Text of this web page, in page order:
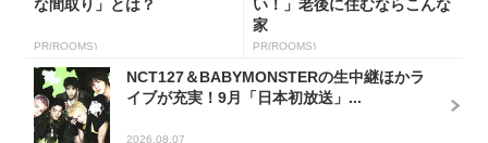
な間取り」とは？
PR(ROOMS)
い！」老後に住むならこんな
家
PR(ROOMS)
NCT127＆BABYMONSTERの生中継ほかラ
イブが充実！9月「日本初放送」...
2026.08.07